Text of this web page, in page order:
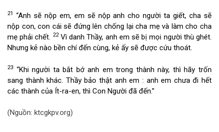
21
“Anh sẽ nộp em, em sẽ nộp anh cho người ta giết, cha sẽ
nộp con, con cái sẽ đứng lên chống lại cha mẹ và làm cho cha
mẹ phải chết. 22Vì danh Thầy, anh em sẽ bị mọi người thù ghét.
Nhưng kẻ nào bền chí đến cùng, kẻ ấy sẽ được cứu thoát.
23 “Khi người ta bắt bớ anh em trong thành này, thì hãy trốn
sang thành khác. Thầy bảo thật anh em : anh em chưa đi hết
các thành của Ít-ra-en, thì Con Người đã đến.”
(Nguồn: ktcgkpv.org)